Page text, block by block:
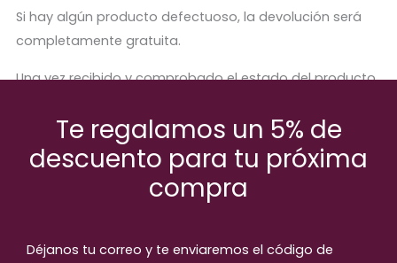
Si hay algún producto defectuoso, la devolución será
completamente gratuita.
Una vez recibido y comprobado el estado del producto,
Productos relaccionados
Te regalamos un 5% de
descuento para tu próxima
compra
Déjanos tu correo y te enviaremos el código de